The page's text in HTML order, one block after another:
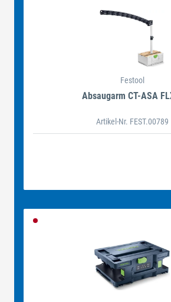
Festool
Absaugarm CT-ASA
Artikel-Nr. FEST.00789